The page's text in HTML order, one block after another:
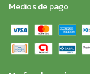
Medios de pago